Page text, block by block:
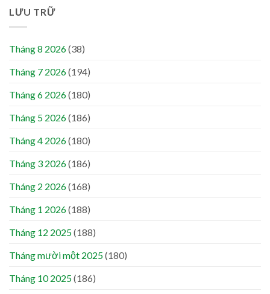
LƯU TRỮ
Tháng 8 2026(38)
Tháng 7 2026(194)
Tháng 6 2026(180)
Tháng 5 2026(186)
Tháng 4 2026(180)
Tháng 3 2026(186)
Tháng 2 2026(168)
Tháng 1 2026(188)
Tháng 12 2025(188)
Tháng mười một 2025(180)
Tháng 10 2025(186)